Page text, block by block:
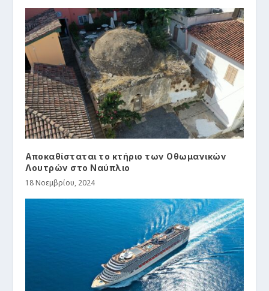
Αποκαθίσταται το κτήριο των Οθωμανικών
Λουτρών στο Ναύπλιο
18 Νοεμβρίου, 2024